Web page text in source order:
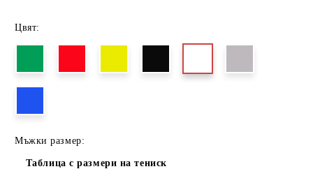
Цвят:
Мъжки размер:
Таблица с размери на тениск